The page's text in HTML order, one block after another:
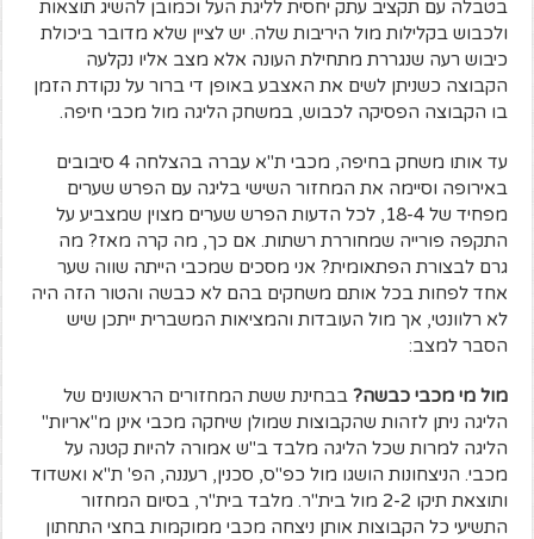
בטבלה עם תקציב עתק יחסית לליגת העל וכמובן להשיג תוצאות
ולכבוש בקלילות מול היריבות שלה. יש לציין שלא מדובר ביכולת
כיבוש רעה שנגררת מתחילת העונה אלא מצב אליו נקלעה
הקבוצה כשניתן לשים את האצבע באופן די ברור על נקודת הזמן
בו הקבוצה הפסיקה לכבוש, במשחק הליגה מול מכבי חיפה.
עד אותו משחק בחיפה, מכבי ת"א עברה בהצלחה 4 סיבובים
באירופה וסיימה את המחזור השישי בליגה עם הפרש שערים
מפחיד של 18-4, לכל הדעות הפרש שערים מצוין שמצביע על
התקפה פורייה שמחוררת רשתות. אם כך, מה קרה מאז? מה
גרם לבצורת הפתאומית? אני מסכים שמכבי הייתה שווה שער
אחד לפחות בכל אותם משחקים בהם לא כבשה והטור הזה היה
לא רלוונטי, אך מול העובדות והמציאות המשברית ייתכן שיש
הסבר למצב:
מול מי מכבי כבשה? בבחינת ששת המחזורים הראשונים של
הליגה ניתן לזהות שהקבוצות שמולן שיחקה מכבי אינן מ"אריות"
הליגה למרות שכל הליגה מלבד ב"ש אמורה להיות קטנה על
מכבי. הניצחונות הושגו מול כפ"ס, סכנין, רעננה, הפ' ת"א ואשדוד
ותוצאת תיקו 2-2 מול בית"ר. מלבד בית"ר, בסיום המחזור
התשיעי כל הקבוצות אותן ניצחה מכבי ממוקמות בחצי התחתון